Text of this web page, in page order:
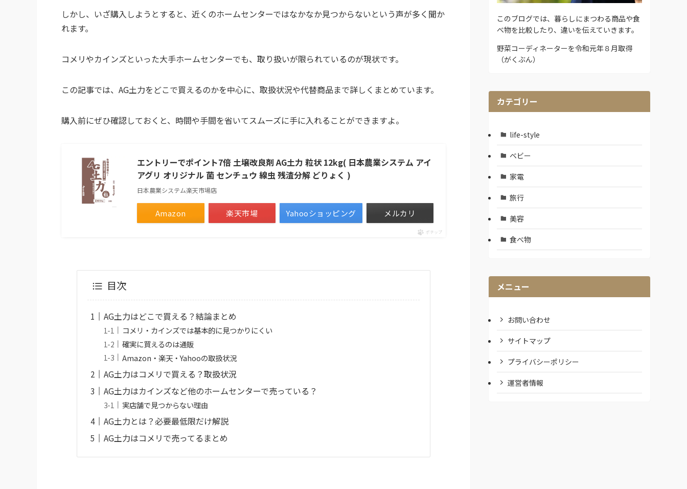
しかし、いざ購入しようとすると、近くのホームセンターではなかなか見つからないという声が多く聞か
れます。
コメリやカインズといった大手ホームセンターでも、取り扱いが限られているのが現状です。
この記事では、AG土力をどこで買えるのかを中心に、取扱状況や代替商品まで詳しくまとめています。
購入前にぜひ確認しておくと、時間や手間を省いてスムーズに手に入れることができますよ。
エントリーでポイント7倍 土壌改良剤 AG土力 粒状 12kg( 日本農業システム アイ
アグリ オリジナル 菌 センチュウ 線虫 残渣分解 どりょく )
日本農業システム楽天市場店
Amazon 楽天市場 Yahooショッピング メルカリ
ポチップ
目次
AG土力はどこで買える？結論まとめ
コメリ・カインズでは基本的に見つかりにくい
確実に買えるのは通販
Amazon・楽天・Yahooの取扱状況
AG土力はコメリで買える？取扱状況
AG土力はカインズなど他のホームセンターで売っている？
実店舗で見つからない理由
AG土力とは？必要最低限だけ解説
AG土力はコメリで売ってるまとめ
このブログでは、暮らしにまつわる商品や食
べ物を比較したり、違いを伝えていきます。
野菜コーディネーターを令和元年８月取得
（がくぶん）
カテゴリー
life-style
ベビー
家電
旅行
美容
食べ物
メニュー
お問い合わせ
サイトマップ
プライバシーポリシー
運営者情報